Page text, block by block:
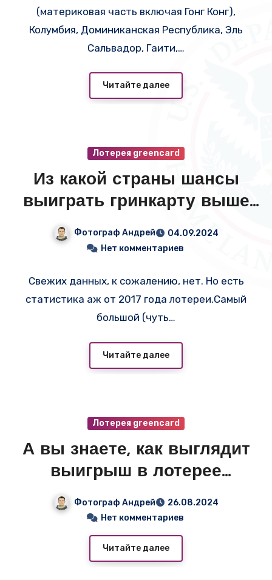
(материковая часть включая Гонг Конг),
Колумбия, Доминиканская Республика, Эль
Сальвадор, Гаити,…
Читайте далее
Лотерея greencard
Из какой страны шансы
выиграть гринкарту выше
Фотограф Андрей
04.09.2024
Нет комментариев
Свежих данных, к сожалению, нет. Но есть
статистика аж от 2017 года лотереи.Самый
большой (чуть…
Читайте далее
Лотерея greencard
А вы знаете, как выглядит
выигрыш в лотерее
Фотограф Андрей
26.08.2024
Нет комментариев
Читайте далее